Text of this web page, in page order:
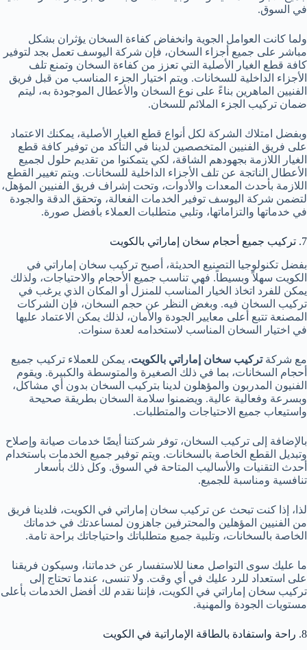
في السوق.
ولما كانت العوامل الجوية وانخفاض كفاءة السخان يؤثران بشكل
مباشر على جميع أجزاء السخان، فإن شركة اليوسف تعمل بجد لتوفير
كافة قطع الغيار الأصلية التي تعزز من كفاءة السخان وتمنع تلف
الأجزاء الداخلية للسخانات. ويتم اختيار الجزء المناسب من قبل فريق
الفنيين الماهرين بناءً على نوع السخان والأعطال الموجودة به، ليتم
ضمان تركيب الجزء الملائم للسخان.
وبفضل امتلاك الشركة لكل أنواع قطع الغيار الأصلية، يمكنك الاعتماد
على فريق الفنيين المتخصصين لدينا في التأكد من توفير كافة قطع
الغيار اللازمة بجهودهم الشاقة، لكي يتمكنوا من تقديم حلول لجميع
الأعطال الناتجة عن تلف الأجزاء الداخلية للسخانات. ويتم تغيير القطع
اللازمة بأحدث المعدات والأدوات، وتحت إشراف فريق الفنيين المؤهل،
لتضمن شركة اليوسف توفير الخدمات الفعالة، وتحقق الدقة والجودة
في خدماتها والتزاماتها، وتلبي متطلبات العملاء بأفضل صورة.
7. تركيب جميع أحجام سخان إماراتي بالكويت
بفضل تكنولوجيا التصنيع الحديثة، أصبح تركيب سخان إماراتي في
الكويت سهلاً وبسيطاً. فهي تناسب جميع الأحجام والاحتياجات، ولذلك
يمكن للفرد اتخاذ الخيار المناسب للمنزل أو المكان الذي يرغب في
تركيب السخان فيه. وبغض النظر عن حجم السخان، فإن الشركات
المصنعة تتبع أعلى معايير الجودة والأمان، لذلك يمكن الاعتماد عليها
في اختيار السخان المناسب لاستخدامه لعدة سنوات.
مع شركةتركيب سخان إماراتي بالكويت، يمكن للعملاء تركيب جميع
أحجام السخانات، بما في ذلك الصغيرة والمتوسطة والكبيرة. ويقوم
الفنيون المدربون والمؤهلون لدينا بتركيب السخان بدون أي مشاكل،
وبسرعة وفعالية عالية. ويضمنوا سلامة السخان بطريقة صحيحة
واستيعاب جميع الاحتياجات والمتطلبات.
بالإضافة إلى تركيب السخان، توفر شركتنا أيضًا خدمات صيانة وإصلاح
وتبديل القطع الخاصة بالسخانات. ويتم توفير جميع الخدمات باستخدام
أحدث التقنيات والأساليب المتاحة في السوق. وكل ذلك بأسعار
تنافسية ومناسبة للجميع.
لذا، إذا كنت تبحث عن تركيب سخان إماراتي في الكويت، فلدينا فريق
من الفنيين المؤهلين والمحترفين جاهزون لمساعدتك في خدماتك
الخاصة بالسخانات، وتلبية جميع متطلباتك واحتياجاتك براحة تامة.
ما عليك سوى التواصل معنا للاستفسار عن خدماتنا، وسيكون فريقنا
على استعداد للرد عليك في أي وقت. ولا تنسى، عندما تحتاج إلى
تركيب سخان إماراتي في الكويت، فإننا نقدم لك أفضل الخدمات بأعلى
مستويات الجودة والمهنية.
8. راحة واستفادة بالطاقة الإماراتية في الكويت